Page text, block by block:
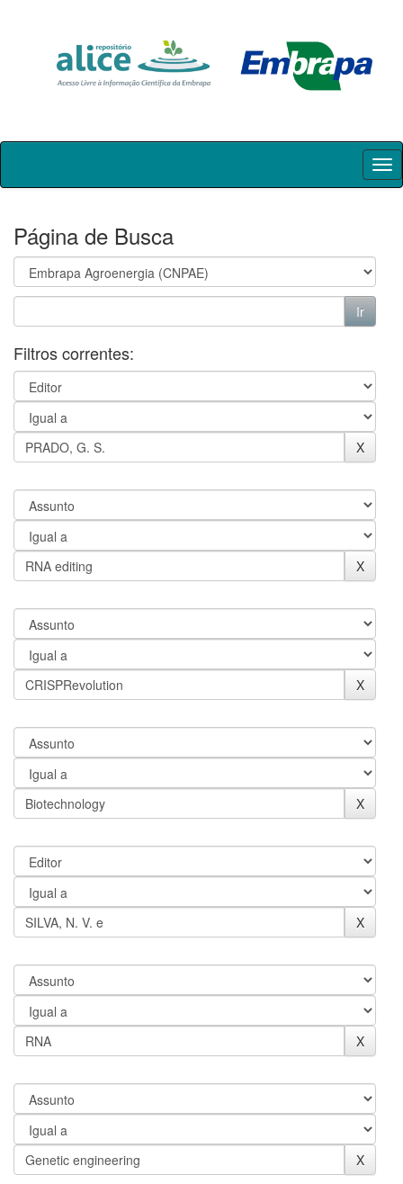
Skip
Página de Busca
Filtros correntes: